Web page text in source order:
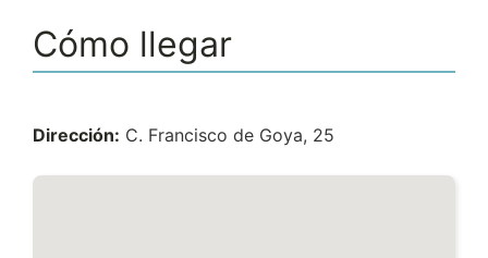
Cómo llegar
Dirección: C. Francisco de Goya, 25